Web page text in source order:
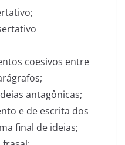
coesivos entre
antagônicas;
e de escrita dos
final de ideias;